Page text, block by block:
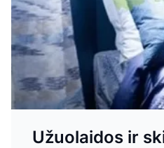
Užuolaidos ir